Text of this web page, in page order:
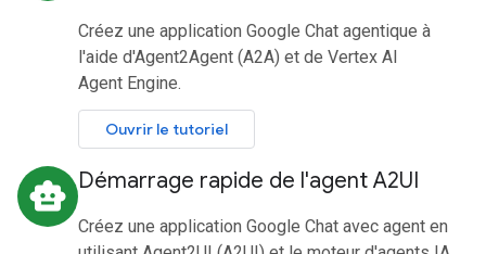
Créez une application Google Chat agentique à
l'aide d'Agent2Agent (A2A) et de Vertex AI
Agent Engine.
Ouvrir le tutoriel
smart_toy Démarrage rapide de l'agent A2UI
Créez une application Google Chat avec agent en